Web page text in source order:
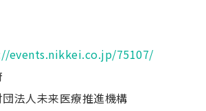
events.nikkei.co.jp/75107/
法人未来医療推進機構